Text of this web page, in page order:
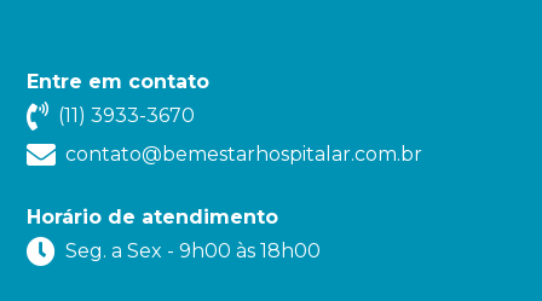
Entre em contato
(11) 3933-3670
contato@bemestarhospitalar.com.br
Horário de atendimento
Seg. a Sex - 9h00 às 18h00